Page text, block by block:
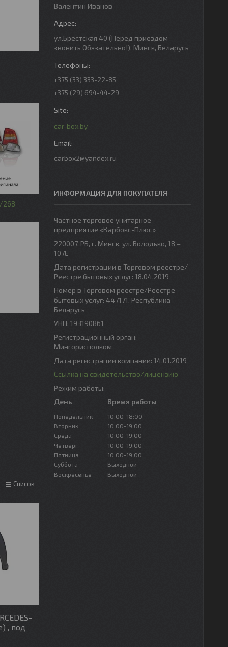
268
Список
, под
Валентин Иванов
ул.Брестская 40 (Перед приездом
звонить Обязательно!), Минск, Беларусь
+375 (33) 333-22-85
+375 (29) 694-44-29
car-box.by
carbox2@yandex.ru
ИНФОРМАЦИЯ ДЛЯ ПОКУПАТЕЛЯ
Частное торговое унитарное
предприятие «Карбокс-Плюс»
220007, РБ, г. Минск, ул. Володько, 18 –
107Е
Дата регистрации в Торговом реестре/
Реестре бытовых услуг: 18.04.2019
Номер в Торговом реестре/Реестре
бытовых услуг: 447171, Республика
Беларусь
УНП: 193190861
Регистрационный орган:
Мингорисполком
Дата регистрации компании: 14.01.2019
Ссылка на свидетельство/лицензию
Режим работы:
День
Время работы
Понедельник
10:00-18:00
Вторник
10:00-19:00
Среда
10:00-19:00
Четверг
10:00-19:00
Пятница
10:00-19:00
Суббота
Выходной
Воскресенье
Выходной